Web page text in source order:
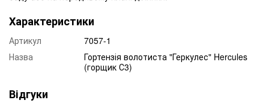
Характеристики
Артикул
7057-1
Назва
Гортензія волотиста "Геркулес" Hercules
(горщик С3)
Відгуки